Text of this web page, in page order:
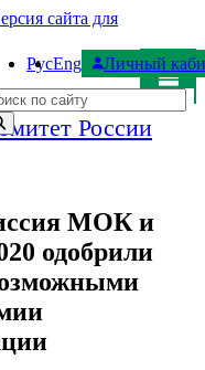
сайта для
России
РусEng
Личный
по сайту
МОК и
одобрили